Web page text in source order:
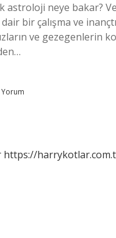
astroloji neye bakar?
bir çalışma ve
ve
Yorum
https://